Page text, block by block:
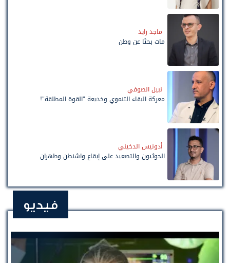
ماجد زايد
مات بحثًا عن وطن
نبيل الصوفي
معركة البقاء التنموي وخديعة "القوة المطلقة"!
أدونيس الدخيني
الحوثيون والتصعيد على إيقاع واشنطن وطهران
فيديو